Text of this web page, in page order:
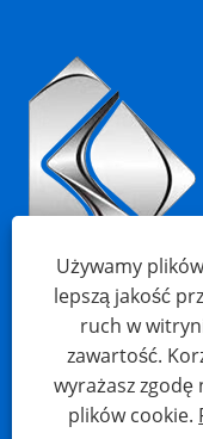
Używamy
lepszą jakość
ruch w
zawartość.
wyrażasz zgodę
plików cookie.